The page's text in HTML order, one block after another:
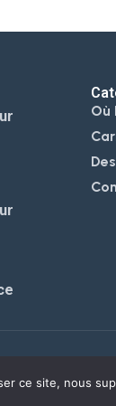
Où
ce site, nous